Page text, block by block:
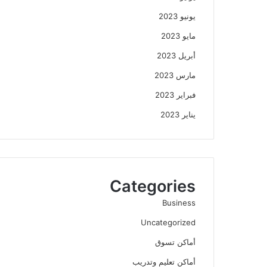
يونيو 2023
مايو 2023
أبريل 2023
مارس 2023
فبراير 2023
يناير 2023
Categories
Business
Uncategorized
أماكن تسوق
أماكن تعليم وتدريب